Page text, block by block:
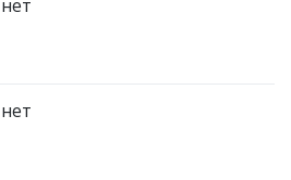
нет
нет